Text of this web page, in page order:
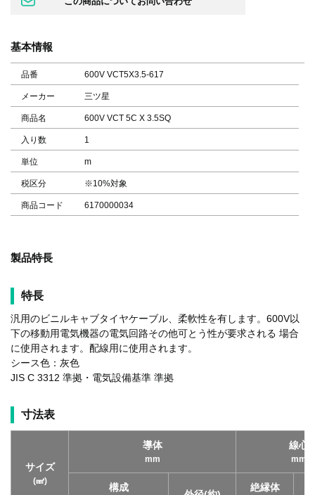
基本情報
品番 600V VCT5X3.5-617
メーカー 三ツ星
商品名 600V VCT 5C X 3.5SQ
入り数 1
単位 m
税区分 ※10%対象
商品コード 6170000034
製品特長
特長
汎用のビニルキャブタイヤケーブル、柔軟性を有します。600V以
下の移動用電気機器の電気回路その他可とう性が要求される 場合
に使用されます。配線用に使用されます。
シース色：灰色
JIS C 3312 準拠・電気設備基準 準拠
寸法表
サイズ
(㎟)
導体
mm
線心
mm
構成 絶縁体